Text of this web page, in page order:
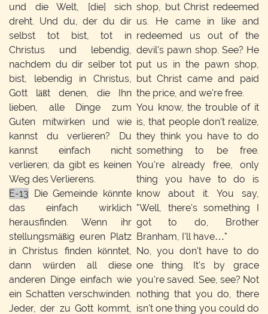
und die Welt, [die] sich
dreht. Und du, der du dir
selbst tot bist, tot in
Christus und lebendig,
nachdem du dir selber tot
bist, lebendig in Christus,
Gott läßt denen, die Ihn
lieben, alle Dinge zum
Guten mitwirken und wie
kannst du verlieren? Du
kannst einfach nicht
verlieren; da gibt es keinen
Weg des Verlierens.
E-13 Die Gemeinde könnte
das einfach wirklich
herausfinden. Wenn ihr
stellungsmäßig euren Platz
in Christus finden könntet,
dann würden all diese
anderen Dinge einfach wie
ein Schatten verschwinden.
Jeder, der zu Gott kommt,
shop, but Christ redeemed
us. He came in like and
redeemed us out of the
devil's pawn shop. See? He
put us in the pawn shop,
but Christ came and paid
the price, and we're free.
You know, the trouble of it
is, that people don't realize,
they think you have to do
something to be free.
You're already free, only
thing you have to do is
know about it. You say,
"Well, there's something I
got to do, Brother
Branham, I'll have…"
No, you don't have to do
one thing. It's by grace
you're saved. See, see? Not
nothing that you do, there
isn't one thing you could do